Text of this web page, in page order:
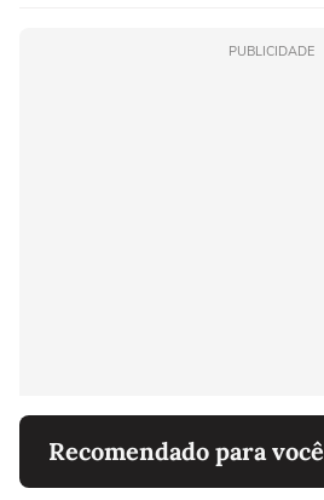
PUBLICIDADE
Recomendado para você